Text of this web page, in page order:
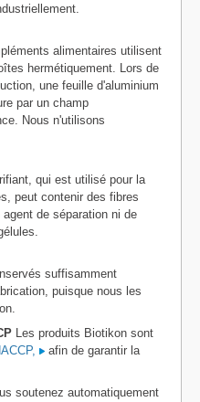
alimentaires utilisent
hermétiquement. Lors de
une feuille d'aluminium
par un champ
Nous n'utilisons
qui est utilisé pour la
peut contenir des fibres
agent de séparation ni de
suffisamment
puisque nous les
Les produits Biotikon sont
afin de garantir la
soutenez automatiquement